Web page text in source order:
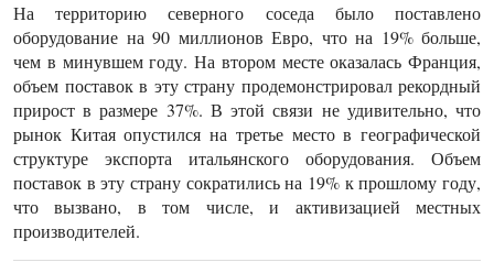
На территорию северного соседа было поставлено
оборудование на 90 миллионов Евро, что на 19% больше,
чем в минувшем году. На втором месте оказалась Франция,
объем поставок в эту страну продемонстрировал рекордный
прирост в размере 37%. В этой связи не удивительно, что
рынок Китая опустился на третье место в географической
структуре экспорта итальянского оборудования. Объем
поставок в эту страну сократились на 19% к прошлому году,
что вызвано, в том числе, и активизацией местных
производителей.